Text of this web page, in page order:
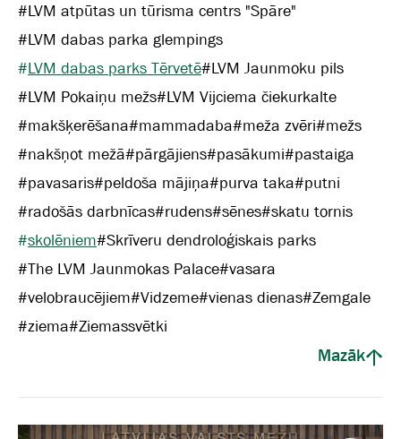
#LVM atpūtas un tūrisma centrs "Spāre"
#LVM dabas parka glempings
#LVM dabas parks Tērvetē#LVM Jaunmoku pils
#LVM Pokaiņu mežs#LVM Vijciema čiekurkalte
#makšķerēšana#mammadaba#meža zvēri#mežs
#nakšņot mežā#pārgājiens#pasākumi#pastaiga
#pavasaris#peldoša mājiņa#purva taka#putni
#radošās darbnīcas#rudens#sēnes#skatu tornis
#skolēniem#Skrīveru dendroloģiskais parks
#The LVM Jaunmokas Palace#vasara
#velobraucējiem#Vidzeme#vienas dienas#Zemgale
#ziema#Ziemassvētki
Mazāk